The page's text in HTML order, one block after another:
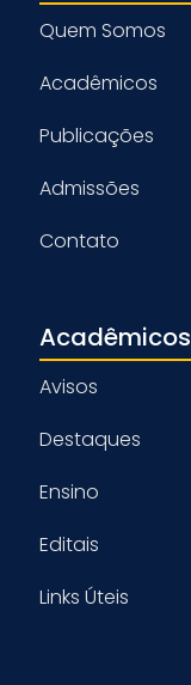
Quem Somos
Acadêmicos
Publicações
Admissões
Contato
Acadêmicos
Avisos
Destaques
Ensino
Editais
Links Úteis